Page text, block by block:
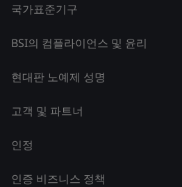
국가표준기구
BSI의 컴플라이언스 및 윤리
현대판 노예제 성명
고객 및 파트너
인정
인증 비즈니스 정책